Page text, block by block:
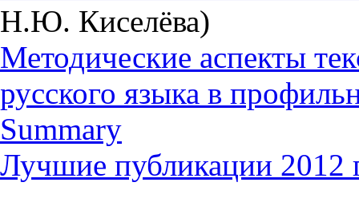
Н.Ю. Киселёва)
Методические аспекты
русского языка в
Summary
Лучшие публикации 2012